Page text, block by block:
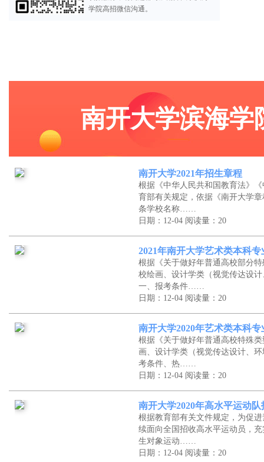
学院高招微信沟通。
南开大学滨海学
南开大学2021年招生章程
根据《中华人民共和国教育法》
育部有关规定，依据《南开大学
条学校名称……
日期：12-04 阅读量：20
2021年南开大学艺术类本科
根据《关于做好年普通高校部分
校绘画、设计学类（视觉传达设
一、报考条件……
日期：12-04 阅读量：20
南开大学2020年艺术类本科
根据《关于做好年普通高校特殊
画、设计学类（视觉传达设计、
考条件、热……
日期：12-04 阅读量：20
南开大学2020年高水平运动
根据教育部有关文件规定，为促
续面向全国招收高水平运动员，
生对象运动……
日期：12-04 阅读量：20